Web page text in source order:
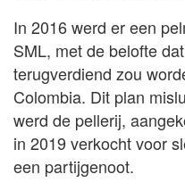
In 2016 werd er een
SML, met de belofte
terugverdiend zou
Colombia. Dit plan
werd de pellerij,
in 2019 verkocht voor
een partijgenoot.